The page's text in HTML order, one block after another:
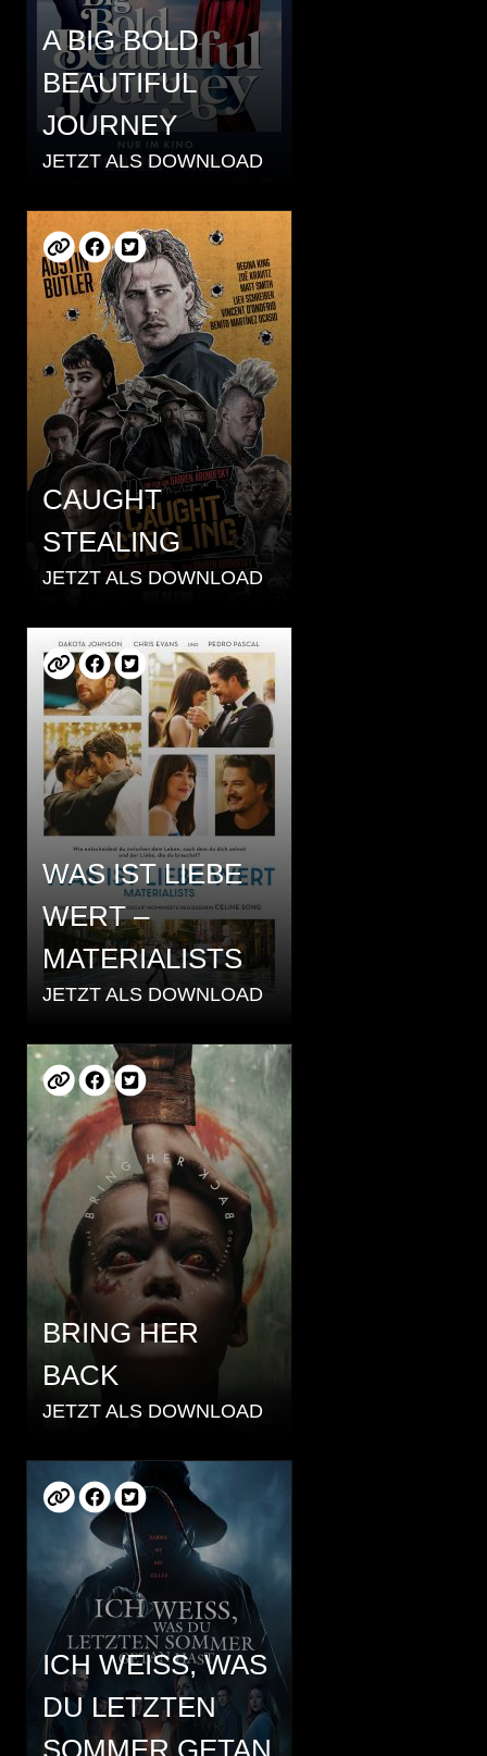
A BIG BOLD
BEAUTIFUL
JOURNEY
JETZT ALS DOWNLOAD
CAUGHT
STEALING
JETZT ALS DOWNLOAD
WAS IST LIEBE
WERT –
MATERIALISTS
JETZT ALS DOWNLOAD
BRING HER
BACK
JETZT ALS DOWNLOAD
ICH WEISS, WAS
DU LETZTEN